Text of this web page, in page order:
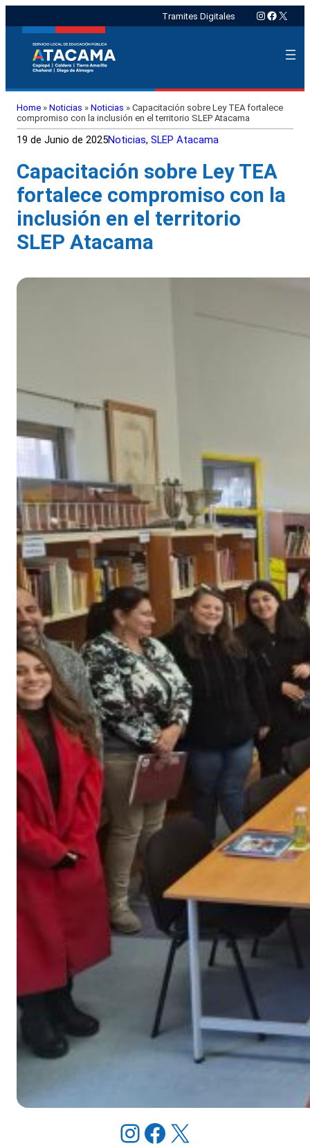
Tramites Digitales Instagram
X
Home » Noticias » Noticias » Capacitación sobre Ley TEA fortalece
compromiso con la inclusión en el territorio SLEP Atacama
19 de Junio de 2025Noticias, SLEP Atacama
Capacitación sobre Ley TEA
fortalece compromiso con la
inclusión en el territorio
SLEP Atacama
Instagram Facebook X